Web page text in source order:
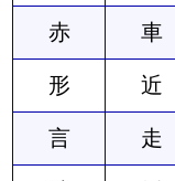
赤 車
形 近
言 走